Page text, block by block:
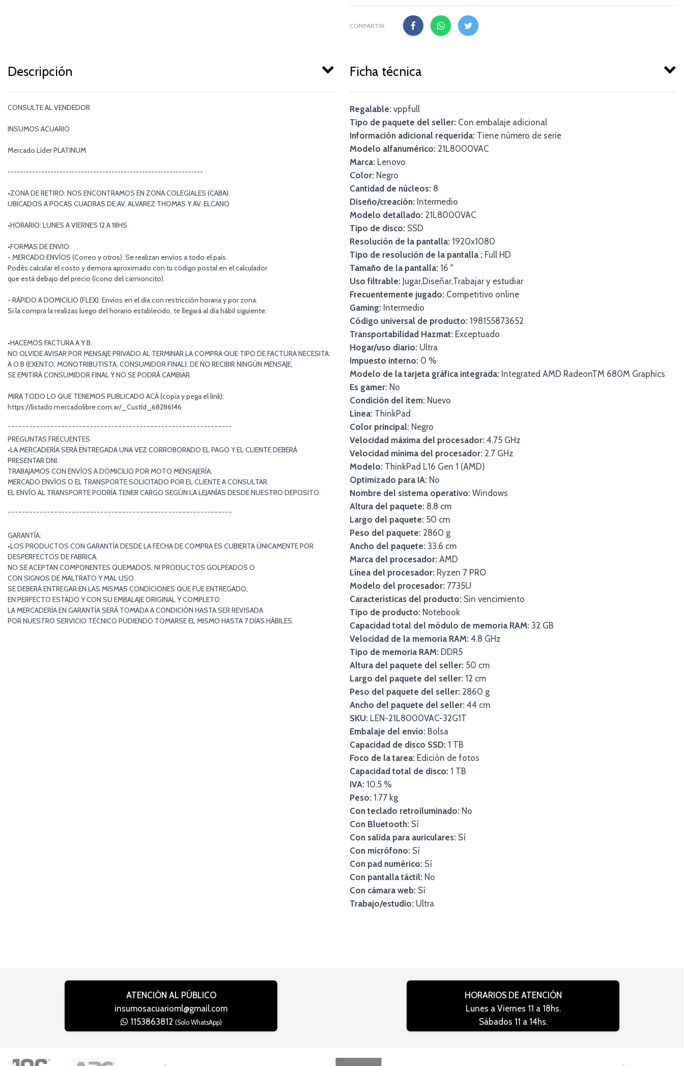
COMPARTIR:
Descripción
CONSULTE AL VENDEDOR
INSUMOS ACUARIO
Mercado Líder PLATINUM
----------------------------------------------------------------
•ZONA DE RETIRO: NOS ENCONTRAMOS EN ZONA COLEGIALES (CABA).
UBICADOS A POCAS CUADRAS DE AV. ALVAREZ THOMAS Y AV. ELCANO
•HORARIO: LUNES A VIERNES 12 A 18HS.
•FORMAS DE ENVIO:
- MERCADO ENVÍOS (Correo y otros). Se realizan envíos a todo el país.
Podés calcular el costo y demora aproximado con tu código postal en el calculador
que está debajo del precio (ícono del camioncito).
- RÁPIDO A DOMICILIO (FLEX). Envíos en el día con restricción horaria y por zona.
Si la compra la realizas luego del horario establecido, te llegará al día hábil siguiente.
•HACEMOS FACTURA A Y B.
NO OLVIDE AVISAR POR MENSAJE PRIVADO AL TERMINAR LA COMPRA QUE TIPO DE FACTURA NECESITA:
A O B (EXENTO, MONOTRIBUTISTA, CONSUMIDOR FINAL). DE NO RECIBIR NINGÚN MENSAJE,
SE EMITIRÁ CONSUMIDOR FINAL Y NO SE PODRÁ CAMBIAR.
MIRA TODO LO QUE TENEMOS PUBLICADO ACÁ (copia y pega el link):
https://listado.mercadolibre.com.ar/_CustId_68286146
¯¯¯¯¯¯¯¯¯¯¯¯¯¯¯¯¯¯¯¯¯¯¯¯¯¯¯¯¯¯¯¯¯¯¯¯¯¯¯¯¯¯¯¯¯¯¯¯¯¯¯¯¯¯¯¯¯¯¯¯¯¯¯
PREGUNTAS FRECUENTES
•LA MERCADERÍA SERÁ ENTREGADA UNA VEZ CORROBORADO EL PAGO Y EL CLIENTE DEBERÁ
PRESENTAR DNI.
TRABAJAMOS CON ENVÍOS A DOMICILIO POR MOTO MENSAJERÍA,
MERCADO ENVÍOS O EL TRANSPORTE SOLICITADO POR EL CLIENTE A CONSULTAR.
EL ENVÍO AL TRANSPORTE PODRÍA TENER CARGO SEGÚN LA LEJANÍAS DESDE NUESTRO DEPOSITO.
¯¯¯¯¯¯¯¯¯¯¯¯¯¯¯¯¯¯¯¯¯¯¯¯¯¯¯¯¯¯¯¯¯¯¯¯¯¯¯¯¯¯¯¯¯¯¯¯¯¯¯¯¯¯¯¯¯¯¯¯¯¯¯
GARANTÍA:
•LOS PRODUCTOS CON GARANTÍA DESDE LA FECHA DE COMPRA ES CUBIERTA ÚNICAMENTE POR
DESPERFECTOS DE FABRICA.
NO SE ACEPTAN COMPONENTES QUEMADOS, NI PRODUCTOS GOLPEADOS O
CON SIGNOS DE MALTRATO Y MAL USO.
SE DEBERÁ ENTREGAR EN LAS MISMAS CONDICIONES QUE FUE ENTREGADO,
EN PERFECTO ESTADO Y CON SU EMBALAJE ORIGINAL Y COMPLETO.
LA MERCADERÍA EN GARANTÍA SERÁ TOMADA A CONDICIÓN HASTA SER REVISADA
POR NUESTRO SERVICIO TÉCNICO PUDIENDO TOMARSE EL MISMO HASTA 7 DÍAS HÁBILES.
Ficha técnica
Regalable: vppfull
Tipo de paquete del seller: Con embalaje adicional
Información adicional requerida: Tiene número de serie
Modelo alfanumérico: 21L8000VAC
Marca: Lenovo
Color: Negro
Cantidad de núcleos: 8
Diseño/creación: Intermedio
Modelo detallado: 21L8000VAC
Tipo de disco: SSD
Resolución de la pantalla: 1920x1080
Tipo de resolución de la pantalla : Full HD
Tamaño de la pantalla: 16 "
Uso filtrable: Jugar,Diseñar,Trabajar y estudiar
Frecuentemente jugado: Competitivo online
Gaming: Intermedio
Código universal de producto: 198155873652
Transportabilidad Hazmat: Exceptuado
Hogar/uso diario: Ultra
Impuesto interno: 0 %
Modelo de la tarjeta gráfica integrada: Integrated AMD RadeonTM 680M Graphics
Es gamer: No
Condición del ítem: Nuevo
Línea: ThinkPad
Color principal: Negro
Velocidad máxima del procesador: 4.75 GHz
Velocidad mínima del procesador: 2.7 GHz
Modelo: ThinkPad L16 Gen 1 (AMD)
Optimizado para IA: No
Nombre del sistema operativo: Windows
Altura del paquete: 8.8 cm
Largo del paquete: 50 cm
Peso del paquete: 2860 g
Ancho del paquete: 33.6 cm
Marca del procesador: AMD
Línea del procesador: Ryzen 7 PRO
Modelo del procesador: 7735U
Características del producto: Sin vencimiento
Tipo de producto: Notebook
Capacidad total del módulo de memoria RAM: 32 GB
Velocidad de la memoria RAM: 4.8 GHz
Tipo de memoria RAM: DDR5
Altura del paquete del seller: 50 cm
Largo del paquete del seller: 12 cm
Peso del paquete del seller: 2860 g
Ancho del paquete del seller: 44 cm
SKU: LEN-21L8000VAC-32G1T
Embalaje del envío: Bolsa
Capacidad de disco SSD: 1 TB
Foco de la tarea: Edición de fotos
Capacidad total de disco: 1 TB
IVA: 10.5 %
Peso: 1.77 kg
Con teclado retroiluminado: No
Con Bluetooth: Sí
Con salida para auriculares: Sí
Con micrófono: Sí
Con pad numérico: Sí
Con pantalla táctil: No
Con cámara web: Sí
Trabajo/estudio: Ultra
ATENCIÓN AL PÚBLICO
insumosacuarioml@gmail.com
1153863812 (Solo WhatsApp)
HORARIOS DE ATENCIÓN
Lunes a Viernes 11 a 18hs.
Sábados 11 a 14hs.